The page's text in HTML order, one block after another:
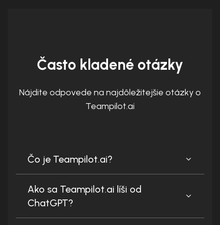
Často kladené otázky
Nájdite odpovede na najdôležitejšie otázky o
Teampilot.ai
Čo je Teampilot.ai?
Ako sa Teampilot.ai líši od
ChatGPT?